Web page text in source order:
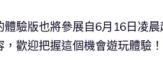
體驗版也將參展自6月16日凌晨
歡迎把握這個機會遊玩體驗！